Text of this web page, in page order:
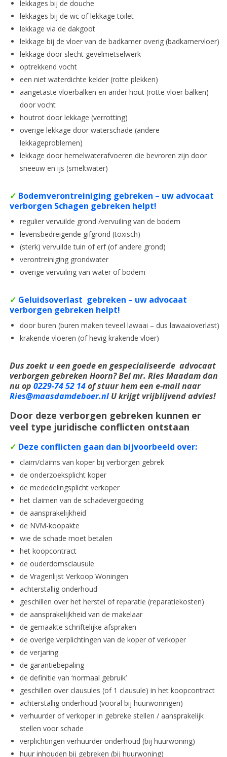
lekkages bij de douche
lekkages bij de wc of lekkage toilet
lekkage via de dakgoot
lekkage bij de vloer van de badkamer overig (badkamervloer)
lekkage door slecht gevelmetselwerk
optrekkend vocht
een niet waterdichte kelder (rotte plekken)
aangetaste vloerbalken en ander hout (rotte vloer balken)
door vocht
houtrot door lekkage (verrotting)
overige lekkage door waterschade (andere
lekkageproblemen)
lekkage door hemelwaterafvoeren die bevroren zijn door
sneeuw en ijs (smeltwater)
✓ Bodemverontreiniging gebreken – uw advocaat
verborgen Schagen gebreken helpt!
regulier vervuilde grond /vervuiling van de bodem
levensbedreigende gifgrond (toxisch)
(sterk) vervuilde tuin of erf (of andere grond)
verontreiniging grondwater
overige vervuiling van water of bodem
✓ Geluidsoverlast gebreken – uw advocaat
verborgen gebreken helpt!
door buren (buren maken teveel lawaai – dus lawaaioverlast)
krakende vloeren (of hevig krakende vloer)
Dus zoekt u een goede en gespecialiseerdeadvocaat
verborgen gebreken Hoorn? Bel mr. Ries Maadam dan
nu op 0229-74 52 14of stuur hem een e-mail naar
Ries@maasdamdeboer.nl U krijgt vrijblijvend advies!
Door deze verborgen gebreken kunnen er
veel type juridische conflicten ontstaan
✓ Deze conflicten gaan dan bijvoorbeeld over:
claim/claims van koper bij verborgen gebrek
de onderzoeksplicht koper
de mededelingsplicht verkoper
het claimen van de schadevergoeding
de aansprakelijkheid
de NVM-koopakte
wie de schade moet betalen
het koopcontract
de ouderdomsclausule
de Vragenlijst Verkoop Woningen
achterstallig onderhoud
geschillen over het herstel of reparatie (reparatiekosten)
de aansprakelijkheid van de makelaar
de gemaakte schriftelijke afspraken
de overige verplichtingen van de koper of verkoper
de verjaring
de garantiebepaling
de definitie van ‘normaal gebruik’
geschillen over clausules (of 1 clausule) in het koopcontract
achterstallig onderhoud (vooral bij huurwoningen)
verhuurder of verkoper in gebreke stellen / aansprakelijk
stellen voor schade
verplichtingen verhuurder onderhoud (bij huurwoning)
huur inhouden bij gebreken (bij huurwoning)